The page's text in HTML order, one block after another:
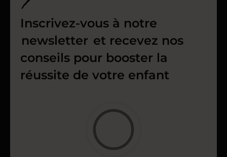
Inscrivez-vous à notre
newsletter et recevez nos
conseils pour booster la
réussite de votre enfant